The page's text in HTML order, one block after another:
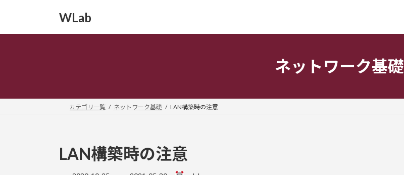
WLab
ネットワーク基礎
カテゴリ一覧 ネットワーク基礎 LAN構築時の注意
LAN構築時の注意